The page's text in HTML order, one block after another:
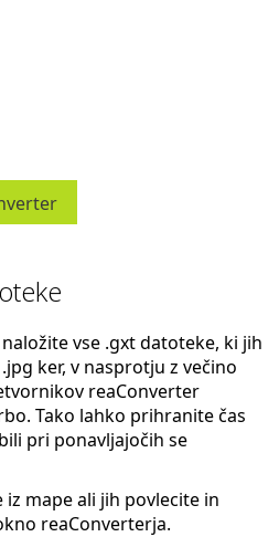
vse .gxt datoteke, ki jih
ker, v nasprotju z večino
reaConverter
Tako lahko prihranite čas
pri ponavljajočih se
iz mape ali jih povlecite in
reaConverterja.